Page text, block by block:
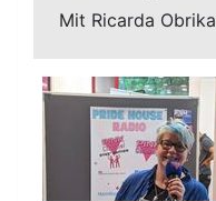
Mit Ricarda